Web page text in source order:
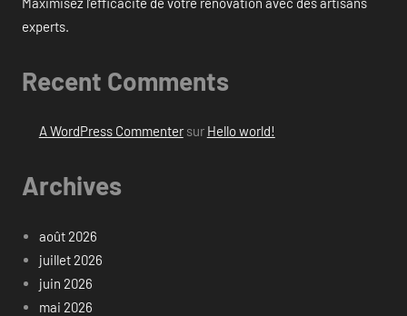
experts.
Recent Comments
A WordPress Commentersur Hello world!
Archives
août 2026
juillet 2026
juin 2026
mai 2026